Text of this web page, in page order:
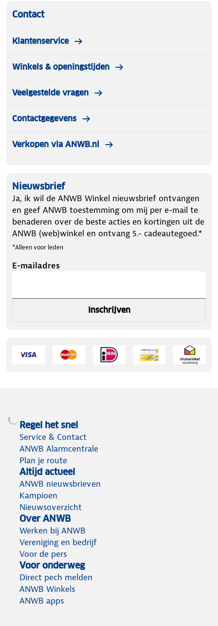
Contact
Klantenservice
Winkels & openingstijden
Veelgestelde vragen
Contactgegevens
Verkopen via ANWB.nl
Nieuwsbrief
Ja, ik wil de ANWB Winkel nieuwsbrief ontvangen
en geef ANWB toestemming om mij per e-mail te
benaderen over de beste acties en kortingen uit de
ANWB (web)winkel en ontvang 5.- cadeautegoed.*
*Alleen voor leden
E-mailadres
Inschrijven
Regel het snel
Service & Contact
ANWB Alarmcentrale
Plan je route
Altijd actueel
ANWB nieuwsbrieven
Kampioen
Nieuwsoverzicht
Over ANWB
Werken bij ANWB
Vereniging en bedrijf
Voor de pers
Voor onderweg
Direct pech melden
ANWB Winkels
ANWB apps